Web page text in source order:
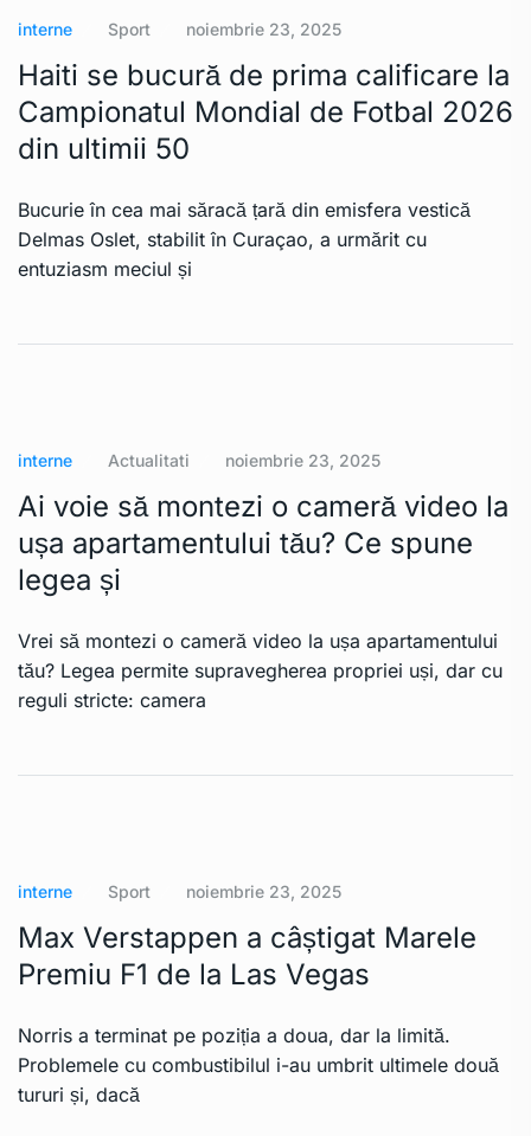
interne Sport noiembrie 23, 2025
Haiti se bucură de prima calificare la
Campionatul Mondial de Fotbal 2026
din ultimii 50
Bucurie în cea mai săracă țară din emisfera vestică
Delmas Oslet, stabilit în Curaçao, a urmărit cu
entuziasm meciul și
interne Actualitati noiembrie 23, 2025
Ai voie să montezi o cameră video la
ușa apartamentului tău? Ce spune
legea și
Vrei să montezi o cameră video la ușa apartamentului
tău? Legea permite supravegherea propriei uși, dar cu
reguli stricte: camera
interne Sport noiembrie 23, 2025
Max Verstappen a câștigat Marele
Premiu F1 de la Las Vegas
Norris a terminat pe poziția a doua, dar la limită.
Problemele cu combustibilul i-au umbrit ultimele două
tururi și, dacă